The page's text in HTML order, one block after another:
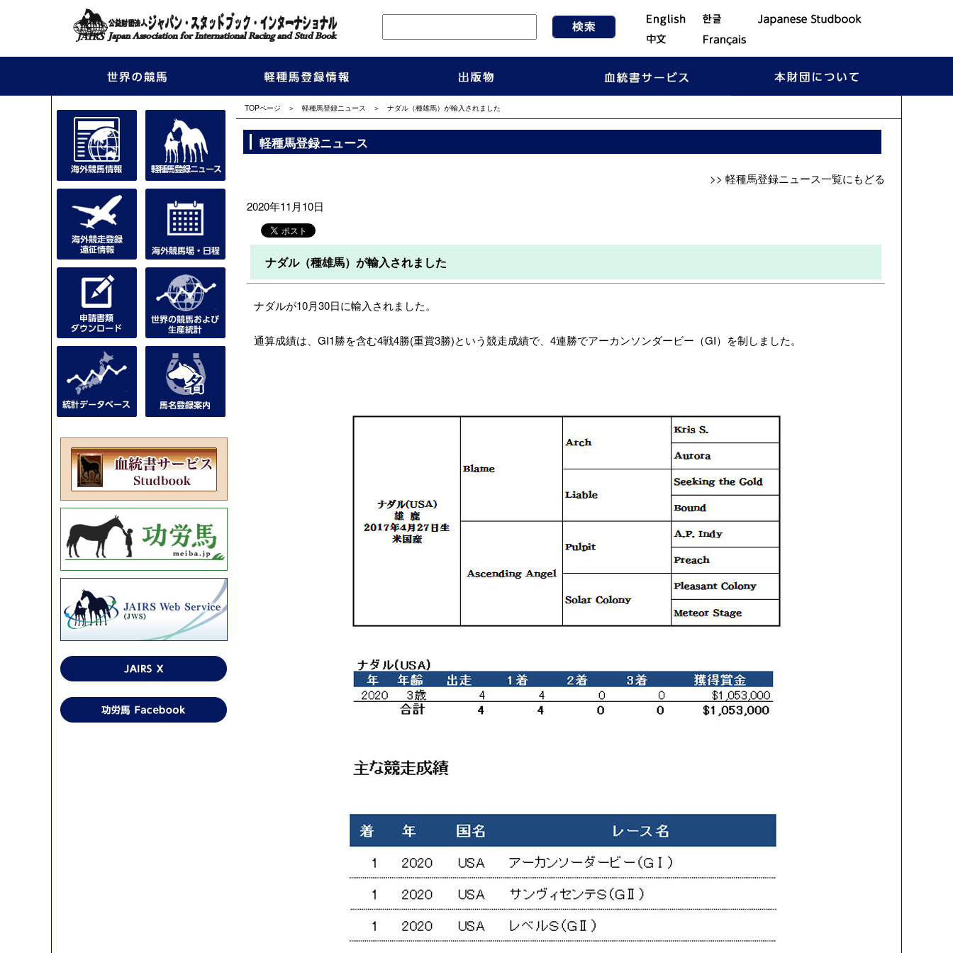
TOPページ ＞ 軽種馬登録ニュース ＞ ナダル（種雄馬）が輸入されました
軽種馬登録ニュース
>> 軽種馬登録ニュース一覧にもどる
2020年11月10日
ナダル（種雄馬）が輸入されました
ナダルが10月30日に輸入されました。
通算成績は、 GⅠ1勝を含む4戦4勝(重賞3勝)という競走成績で、 4連勝でアーカンソンダービー（GⅠ）を制しました。